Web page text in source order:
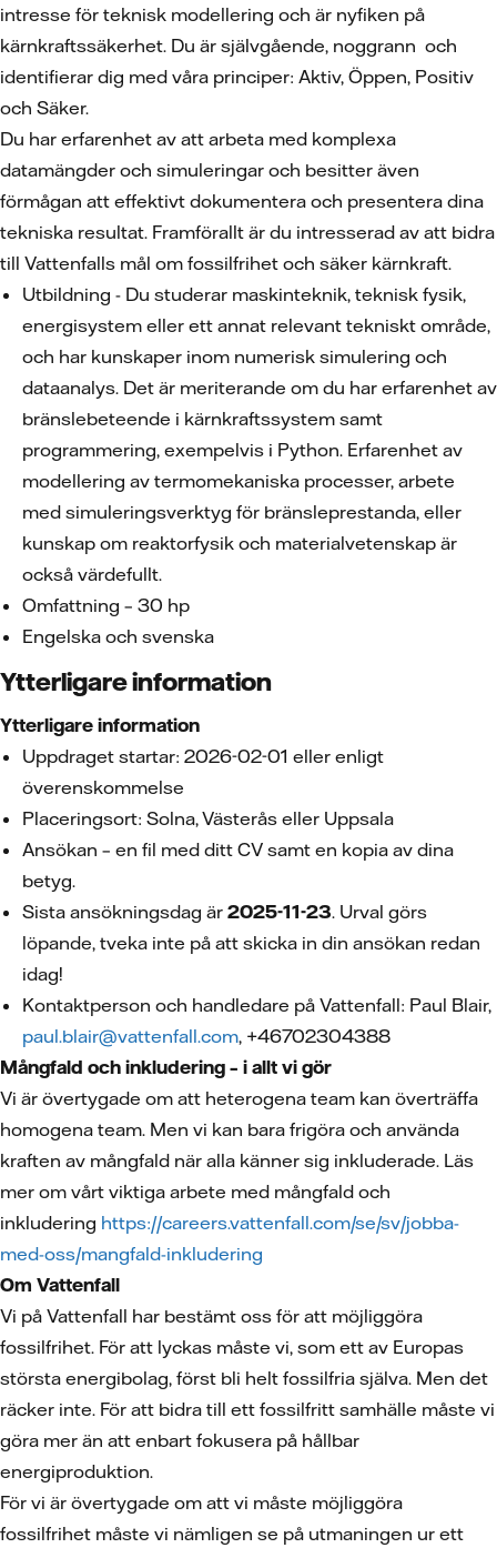
intresse för teknisk modellering och är nyfiken på
kärnkraftssäkerhet. Du är självgående, noggrann och
identifierar dig med våra principer: Aktiv, Öppen, Positiv
och Säker.
Du har erfarenhet av att arbeta med komplexa
datamängder och simuleringar och besitter även
förmågan att effektivt dokumentera och presentera dina
tekniska resultat. Framförallt är du intresserad av att bidra
till Vattenfalls mål om fossilfrihet och säker kärnkraft.
Utbildning - Du studerar maskinteknik, teknisk fysik,
energisystem eller ett annat relevant tekniskt område,
och har kunskaper inom numerisk simulering och
dataanalys. Det är meriterande om du har erfarenhet av
bränslebeteende i kärnkraftssystem samt
programmering, exempelvis i Python. Erfarenhet av
modellering av termomekaniska processer, arbete
med simuleringsverktyg för bränsleprestanda, eller
kunskap om reaktorfysik och materialvetenskap är
också värdefullt.
Omfattning – 30 hp
Engelska och svenska
Ytterligare information
Ytterligare information
Uppdraget startar: 2026-02-01 eller enligt
överenskommelse
Placeringsort: Solna, Västerås eller Uppsala
Ansökan – en fil med ditt CV samt en kopia av dina
betyg.
Sista ansökningsdag är 2025-11-23. Urval görs
löpande, tveka inte på att skicka in din ansökan redan
idag!
Kontaktperson och handledare på Vattenfall: Paul Blair,
paul.blair@vattenfall.com, +46702304388
Mångfald och inkludering – i allt vi gör
Vi är övertygade om att heterogena team kan överträffa
homogena team. Men vi kan bara frigöra och använda
kraften av mångfald när alla känner sig inkluderade. Läs
mer om vårt viktiga arbete med mångfald och
inkludering https://careers.vattenfall.com/se/sv/jobba-
med-oss/mangfald-inkludering
Om Vattenfall
Vi på Vattenfall har bestämt oss för att möjliggöra
fossilfrihet. För att lyckas måste vi, som ett av Europas
största energibolag, först bli helt fossilfria själva. Men det
räcker inte. För att bidra till ett fossilfritt samhälle måste vi
göra mer än att enbart fokusera på hållbar
energiproduktion.
För vi är övertygade om att vi måste möjliggöra
fossilfrihet måste vi nämligen se på utmaningen ur ett